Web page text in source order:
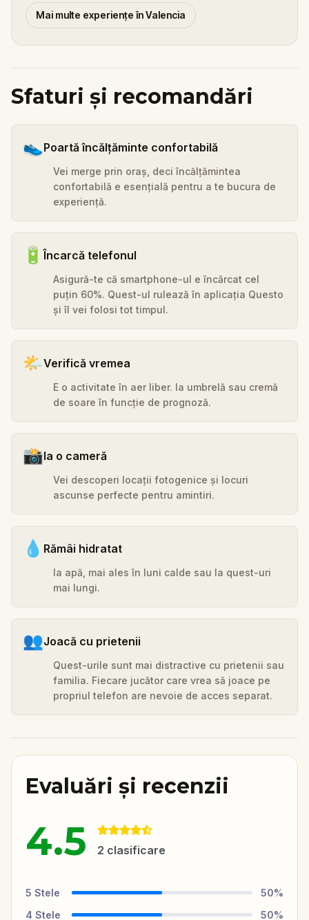
Mai multe experiențe în Valencia
Sfaturi și recomandări
👟Poartă încălțăminte confortabilă
Vei merge prin oraș, deci încălțămintea
confortabilă e esențială pentru a te bucura de
experiență.
🔋Încarcă telefonul
Asigură-te că smartphone-ul e încărcat cel
puțin 60%. Quest-ul rulează în aplicația Questo
și îl vei folosi tot timpul.
🌤️Verifică vremea
E o activitate în aer liber. Ia umbrelă sau cremă
de soare în funcție de prognoză.
📸Ia o cameră
Vei descoperi locații fotogenice și locuri
ascunse perfecte pentru amintiri.
💧 Rămâi hidratat
Ia apă, mai ales în luni calde sau la quest-uri
mai lungi.
👥Joacă cu prietenii
Quest-urile sunt mai distractive cu prietenii sau
familia. Fiecare jucător care vrea să joace pe
propriul telefon are nevoie de acces separat.
Evaluări și recenzii
4.5 2 clasificare
5 Stele 50%
4 Stele 50%